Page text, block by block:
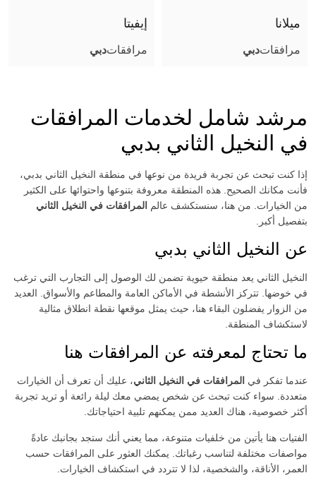
مرشد شامل لخدمات المرافقات
في النخيل الثاني بدبي
إذا كنت تبحث عن تجربة فريدة من نوعها في منطقة النخيل الثاني بدبي،
فأنت مكانك الصحيح. هذه المنطقة معروفة بتنوعها واحتوائها على الكثير
من الخيارات. من هنا، سنستكشف عالم
المرافقات في النخيل الثاني
بتفصيل أكبر.
عن النخيل الثاني بدبي
النخيل الثاني يعد منطقة حيوية تضمن لك الوصول إلى التجارب التي ترغب
في خوضها. تتركز الأنشطة في الأماكن العامة والمطاعم والأسواق. العديد
من الزوار يفضلون البقاء هنا، حيث يمثل موقعها نقطة انطلاق مثالية
لاستكشاف المنطقة.
ما تحتاج لمعرفته عن المرافقات هنا
عندما تفكر في المرافقات في النخيل الثاني، عليك أن تعرف أن الخيارات
متعددة. سواء كنت تبحث عن شخص يمضي معك ليلة رائعة أو تريد تجربة
أكثر خصوصية، هناك العديد ممن يمكنهم تلبية احتياجاتك.
الفتيات هنا يأتين من خلفيات متنوعة، مما يعني أنك ستجد بجانبك عادةً
مواصفات مختلفة لتناسب رغباتك. يمكنك العثور على المرافقات حسب
العمر، الأناقة، والشخصية، لذا لا تتردد في استكشاف الخيارات.
ميلانا
مرافقاتدبي
إيفيتا
مرافقاتدبي